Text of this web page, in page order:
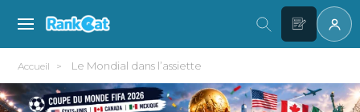
Accueil Le Mondial dans l’assiette
Le Mondial dans l'assiette —